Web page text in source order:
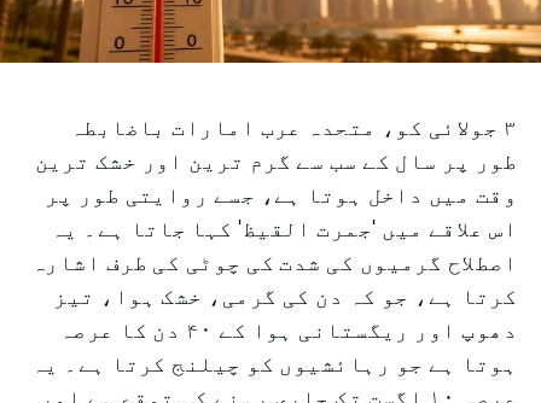
۳ جولائی کو، متحدہ عرب امارات باضابطہ
طور پر سال کے سب سے گرم ترین اور خشک ترین
وقت میں داخل ہوتا ہے، جسے روایتی طور پر
اس علاقے میں 'جمرت القیظ' کہا جاتا ہے۔ یہ
اصطلاح گرمیوں کی شدت کی چوٹی کی طرف اشارہ
کرتا ہے، جو کہ دن کی گرمی، خشک ہوا، تیز
دھوپ اور ریگستانی ہوا کے ۴۰ دن کا عرصہ
ہوتا ہے جو رہائشیوں کو چیلنج کرتا ہے۔ یہ
عرصہ ۱۰ اگست تک جاری رہنے کی توقع ہے اور